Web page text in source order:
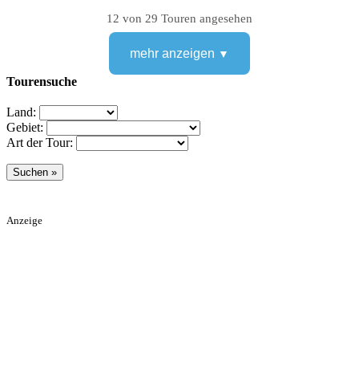
12 von 29 Touren angesehen
mehr anzeigen
Tourensuche
Land:
Gebiet:
Art der Tour:
Anzeige